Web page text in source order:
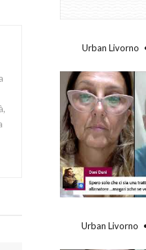
Urban Livorno
...
Urban Livorno